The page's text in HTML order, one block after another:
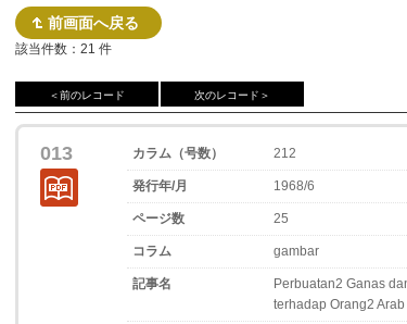
前画面へ戻る
該当件数：21 件
＜前のレコード 次のレコード＞
013 カラム（号数） 212
発行年/月 1968/6
ページ数 25
コラム gambar
記事名
Perbuatan2 Ganas
terhadap Orang2